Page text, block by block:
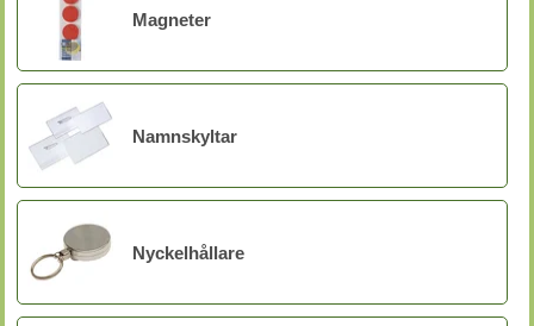
Magneter
Namnskyltar
Nyckelhållare